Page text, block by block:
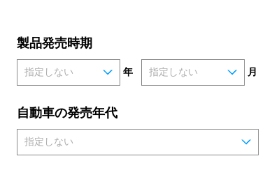
製品発売時期
年 月
自動車の発売年代